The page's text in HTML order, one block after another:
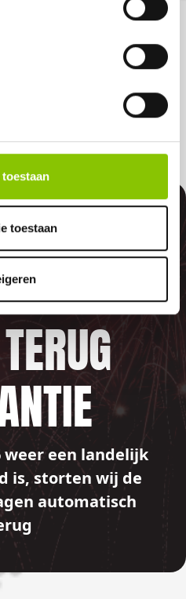
toestaan
donk. U bent van
Bakel of Nuenen
weer een landelijk
is, storten wij de
automatisch